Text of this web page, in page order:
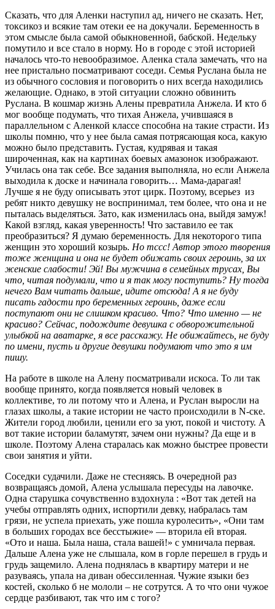
Сказать, что для Аленки наступил ад, ничего не сказать. Нет,
токсикоз и всякие там отеки ее на докучали. Беременность в
этом смысле была самой обыкновенной, бабской. Недельку
помутило и все стало в норму. Но в городе с этой историей
началось что-то невообразимое. Аленка стала замечать, что на
нее пристально посматривают соседи. Семья Руслана была не
из обычного сословия и поговорить о них всегда находились
желающие. Однако, в этой ситуации сложно обвинить
Руслана. В кошмар жизнь Алены превратила Анжела. И кто б
мог вообще подумать, что тихая Анжела, учившаяся в
параллельном с Аленкой классе способна на такие страсти. Из
школы помню, что у нее была самая потрясающая коса, какую
можно было представить. Густая, кудрявая и такая
широченная, как на картинах боевых амазонок изображают.
Училась она так себе. Все задания выполняла, но если Анжела
выходила к доске и начинала говорить… Мама-дарагая!
Лучше я не буду описывать этот цирк. Поэтому, всерьез из
ребят никто девушку не воспринимал, тем более, что она и не
пыталась выделяться. Зато, как изменилась она, выйдя замуж!
Какой взгляд, какая уверенность! Что заставило ее так
преобразиться? Я думаю беременность. Для некоторого типа
женщин это хороший козырь. Но тссс! Автор этого творения
тоже женщина и она не будет обижать своих героинь, за их
женские слабости! Эй! Вы мужчина в семейных трусах, Вы
что, читая подумали, что и я так могу поступить? Ну тогда
нечего Вам читать дальше, идите отсюда! А я не буду
писать гадости про беременных героинь, даже если
поступают они не слишком красиво. Что? Что именно — не
красиво? Сейчас, подождите девушка с обворожительной
улыбкой на аватарке, я все расскажу. Не обижайтесь, не буду
по имени, пусть и другие девушки подумают что это я им
пишу.
На работе в школе на Алену посматривали искоса. То ли так
вообще принято, когда появляется новый человек в
коллективе, то ли потому что и Алена, и Руслан выросли на
глазах школы, а такие истории не часто происходили в N-ске.
Жители город любили, ценили его за уют, покой и чистоту. А
вот такие истории баламутят, зачем они нужны? Да еще и в
школе. Поэтому Алена старалась как можно быстрее провести
свои занятия и уйти.
Соседки судачили. Даже не стесняясь. В очередной раз
возвращаясь домой, Алена услышала пересуды на лавочке.
Одна старушка сочувственно вздохнула : «Вот так детей на
учебы отправлять одних, испортили девку, набралась там
грязи, не успела приехать, уже пошла куролесить», «Они там
в больших городах все бесстыжие» — вторила ей вторая.
«Ото и наша. Была наша, стала вашей!» с умничала первая.
Дальше Алена уже не слышала, ком в горле перешел в грудь и
грудь защемило. Алена поднялась в квартиру матери и не
разуваясь, упала на диван обессиленная. Чужие языки без
костей, сколько б не мололи – не сотрутся. А то что они чужое
сердце разбивают, так что им с того?